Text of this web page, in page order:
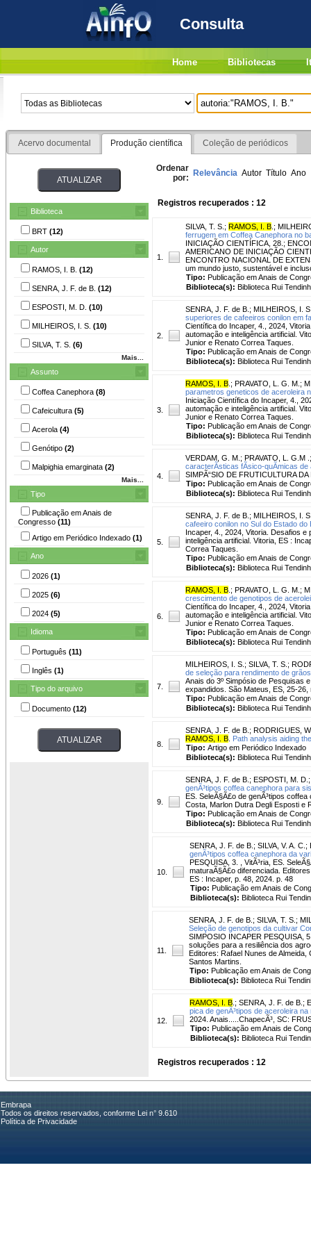
Consulta
Home Bibliotecas
Acervo documental Produção científica Coleção de periódicos
Biblioteca
BRT (12)
Autor
RAMOS, I. B. (12)
SENRA, J. F. de B. (12)
ESPOSTI, M. D. (10)
MILHEIROS, I. S. (10)
SILVA, T. S. (6)
Mais...
Assunto
Coffea Canephora (8)
Cafeicultura (5)
Acerola (4)
Genótipo (2)
Malpighia emarginata (2)
Mais...
Tipo
Publicação em Anais de
Congresso (11)
Artigo em Periódico Indexado (1)
Ano
2026 (1)
2025 (6)
2024 (5)
Idioma
Português (11)
Inglês (1)
Tipo do arquivo
Documento (12)
Ordenar
por: Relevância Autor Título Ano
Registros recuperados : 12
1.
SILVA, T. S. ; RAMOS, I. B ;
ferrugem em Coffea Canephora no
INICIAÇÃO CIENTÍFICA, 28.;
AMERICANO DE INICIAÇÃO
ENCONTRO NACIONAL DE
um mundo justo, sustentável e
Tipo: Publicação em Anais de
Biblioteca(s): Biblioteca Rui
2.
SENRA, J. F. de B. ; MILHEIROS, I.
superiores de cafeeiros conilon em
Científica do Incaper, 4., 2024,
automação e inteligência artificial.
Junior e Renato Correa Taques.
Tipo: Publicação em Anais de
Biblioteca(s): Biblioteca Rui
3.
RAMOS, I. B ; PRAVATO, L. G. M. ;
parametros geneticos de aceroleira
Iniciação Científica do Incaper, 4.,
automação e inteligência artificial.
Junior e Renato Correa Taques.
Tipo: Publicação em Anais de
Biblioteca(s): Biblioteca Rui
4.
VERDAM, G. M. ; PRAVATO, L. G.M .
caracterÃ­sticas fÃ­sico-quÃ­micas de
SIMPÃ“SIO DE FRUTICULTURA
Tipo: Publicação em Anais de
Biblioteca(s): Biblioteca Rui
5.
SENRA, J. F. de B. ; MILHEIROS, I.
cafeeiro conilon no Sul do Estado do
Incaper, 4., 2024, Vitoria. Desafios
inteligência artificial. Vitoria, ES :
Correa Taques.
Tipo: Publicação em Anais de
Biblioteca(s): Biblioteca Rui
6.
RAMOS, I. B ; PRAVATO, L. G. M. ;
crescimento de genotipos de
Científica do Incaper, 4., 2024,
automação e inteligência artificial.
Junior e Renato Correa Taques.
Tipo: Publicação em Anais de
Biblioteca(s): Biblioteca Rui
7.
MILHEIROS, I. S. ; SILVA, T. S. ;
de seleção para rendimento de
Anais do 3º Simpósio de Pesquisas
expandidos. São Mateus, ES, 25-
Tipo: Publicação em Anais de
Biblioteca(s): Biblioteca Rui
8.
SENRA, J. F. de B. ; RODRIGUES,
RAMOS, I. B Path analysis aiding
Tipo: Artigo em Periódico Indexado
Biblioteca(s): Biblioteca Rui
9.
SENRA, J. F. de B. ; ESPOSTI, M. D.
genÃ³tipos coffea canephora para
ES. SeleÃ§Ã£o de genÃ³tipos
Costa, Marlon Dutra Degli Esposti e
Tipo: Publicação em Anais de
Biblioteca(s): Biblioteca Rui
10.
SENRA, J. F. de B. ; SILVA, V. A. C. ;
genÃ³tipos coffea canephora da
PESQUISA, 3. , VitÃ³ria, ES.
maturaÃ§Ã£o diferenciada.
ES : Incaper, p. 48, 2024. p. 48
Tipo: Publicação em Anais de
Biblioteca(s): Biblioteca Rui
11.
SENRA, J. F. de B. ; SILVA, T. S. ;
Seleção de genotipos da cultivar
SIMPOSIO INCAPER PESQUISA,
soluções para a resiliência dos
Editores: Rafael Nunes de
Santos Martins.
Tipo: Publicação em Anais de
Biblioteca(s): Biblioteca Rui
12.
RAMOS, I. B ; SENRA, J. F. de B. ;
pica de genÃ³tipos de aceroleira
2024. Anais.....ChapecÃ³, SC:
Tipo: Publicação em Anais de
Biblioteca(s): Biblioteca Rui
Registros recuperados : 12
Embrapa
Todos os direitos reservados, conforme Lei n° 9.610
Política de Privacidade